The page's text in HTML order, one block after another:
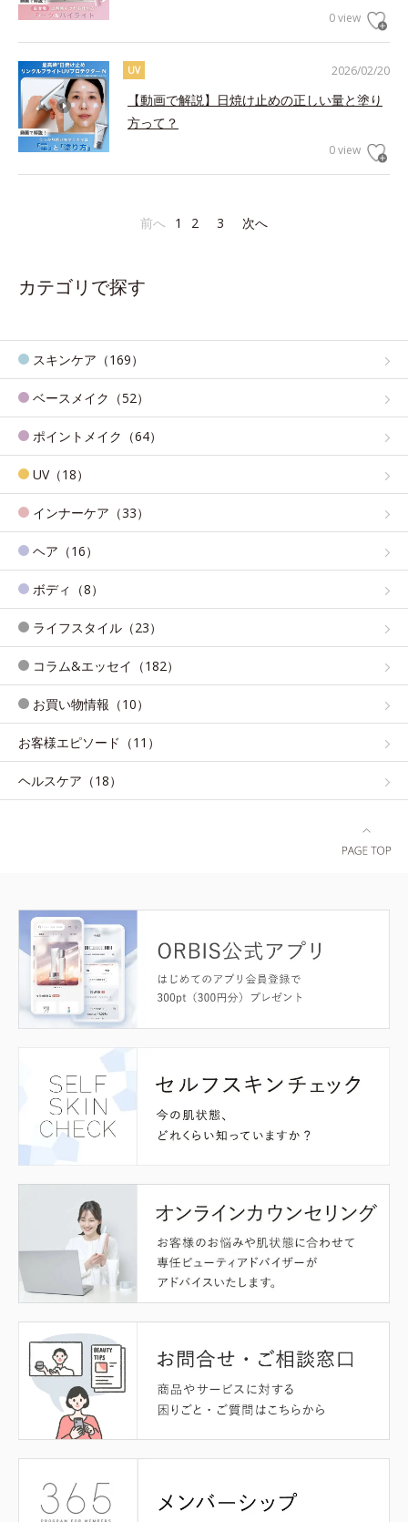
0 view
2026/02/20
UV
【動画で解説】日焼け止めの正しい量と塗り
方って？
0 view
前へ 1 2 3 次へ
カテゴリで探す
スキンケア（169）
ベースメイク（52）
ポイントメイク（64）
UV（18）
インナーケア（33）
ヘア（16）
ボディ（8）
ライフスタイル（23）
コラム&エッセイ（182）
お買い物情報（10）
お客様エピソード（11）
ヘルスケア（18）